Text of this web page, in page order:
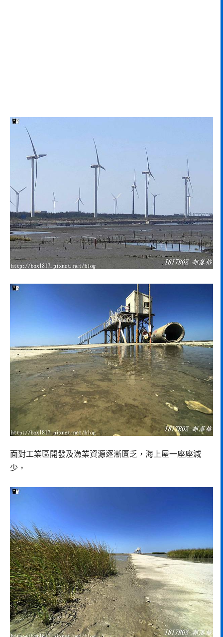
面對工業區開發及漁業資源逐漸匱乏，海上屋一座座減
少，